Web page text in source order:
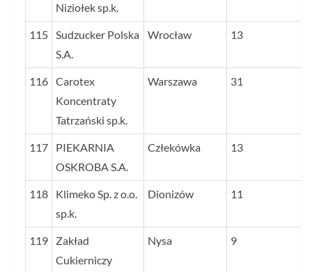
Niziołek sp.k.
115 Sudzucker Polska
S.A.
Wrocław 13
116 Carotex
Koncentraty
Tatrzański sp.k.
Warszawa 31
117
PIEKARNIA
OSKROBA S.A.
Człekówka 13
118
Klimeko Sp. z o.o.
sp.k.
Dionizów 11
119
Zakład
Cukierniczy
Nysa 9